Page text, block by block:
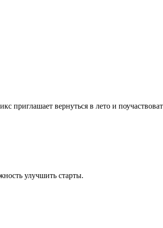
приглашает вернуться в лето и
улучшить старты.